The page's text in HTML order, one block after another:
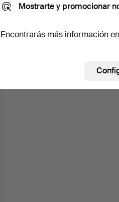
Mostrarte y promocionar
Encontrarás más información